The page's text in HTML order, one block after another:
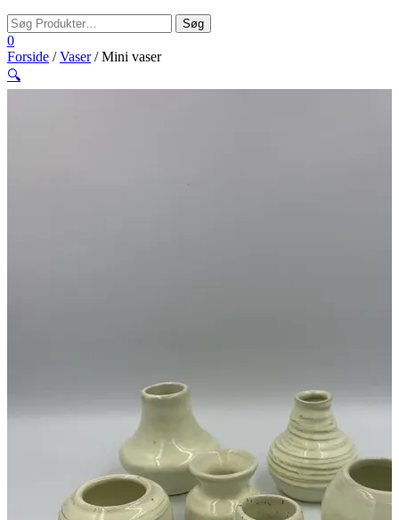
0
Forside /Vaser/ Mini vaser
🔍